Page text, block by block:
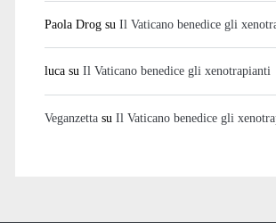
Paola Drogsu Il Vaticano benedice gli
lucasu Il Vaticano benedice gli xenotrapianti
Veganzettasu Il Vaticano benedice gli